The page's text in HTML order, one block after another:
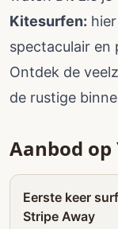
Kitesurfen:
spectaculair en
Ontdek de
de rustige
Aanbod op
Eerste keer
Stripe Away